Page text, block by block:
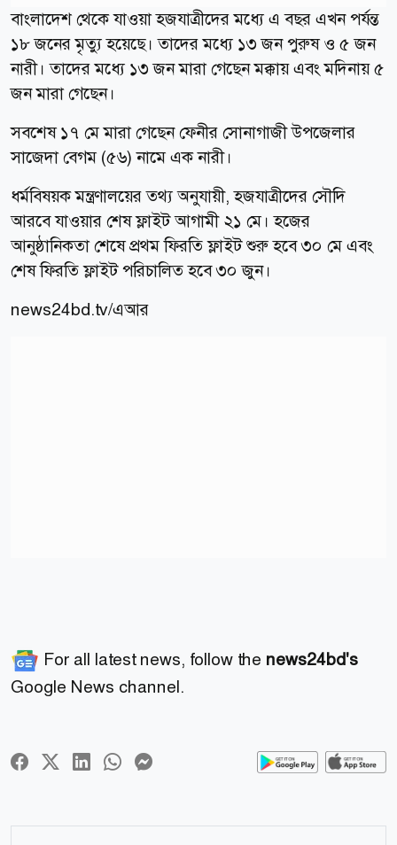
বাংলাদেশ থেকে যাওয়া হজযাত্রীদের মধ্যে এ বছর এখন পর্যন্ত
১৮ জনের মৃত্যু হয়েছে। তাদের মধ্যে ১৩ জন পুরুষ ও ৫ জন
নারী। তাদের মধ্যে ১৩ জন মারা গেছেন মক্কায় এবং মদিনায় ৫
জন মারা গেছেন।
সবশেষ ১৭ মে মারা গেছেন ফেনীর সোনাগাজী উপজেলার
সাজেদা বেগম (৫৬) নামে এক নারী।
ধর্মবিষয়ক মন্ত্রণালয়ের তথ্য অনুযায়ী, হজযাত্রীদের সৌদি
আরবে যাওয়ার শেষ ফ্লাইট আগামী ২১ মে। হজের
আনুষ্ঠানিকতা শেষে প্রথম ফিরতি ফ্লাইট শুরু হবে ৩০ মে এবং
শেষ ফিরতি ফ্লাইট পরিচালিত হবে ৩০ জুন।
news24bd.tv/এআর
For all latest news, follow the news24bd's
Google News channel.